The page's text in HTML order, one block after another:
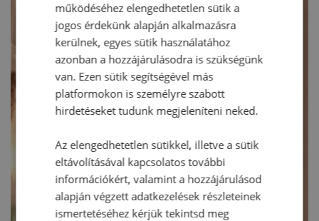
működéséhez elengedhetetlen sütik a
jogos érdekünk alapján alkalmazásra
kerülnek, egyes sütik használatához
azonban a hozzájárulásodra is szükségünk
van. Ezen sütik segítségével más
platformokon is személyre szabott
hirdetéseket tudunk megjeleníteni neked.
Az elengedhetetlen sütikkel, illetve a sütik
eltávolításával kapcsolatos további
információkért, valamint a hozzájárulásod
alapján végzett adatkezelések részleteinek
ismertetéséhez kérjük tekintsd meg